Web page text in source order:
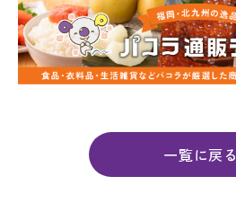
一覧に戻る